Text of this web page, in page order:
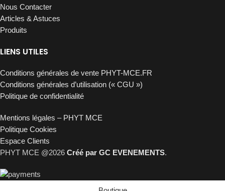
Nous Contacter
Articles & Astuces
Produits
LIENS UTILES
Conditions générales de vente PHYT-MCE.FR
Conditions générales d’utilisation (« CGU »)
Politique de confidentialité
Mentions légales – PHYT MCE
Politique Cookies
Espace Clients
PHYT MCE @2026 Créé par GC EVENEMENTS.